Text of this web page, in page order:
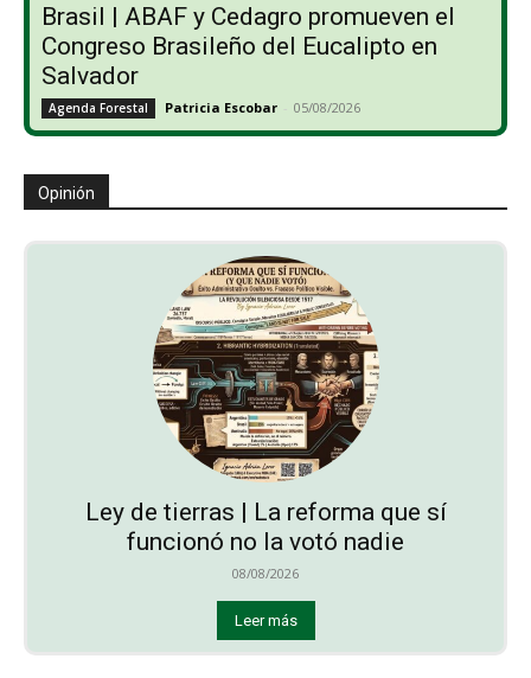
Brasil | ABAF y Cedagro promueven el
Congreso Brasileño del Eucalipto en
Salvador
Agenda Forestal Patricia Escobar - 05/08/2026
Opinión
Ley de tierras | La reforma que sí
funcionó no la votó nadie
08/08/2026
Leer más